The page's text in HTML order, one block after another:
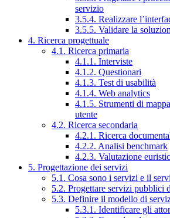
servizio
3.5.4. Realizzare
3.5.5. Validare la
4. Ricerca progettuale
4.1. Ricerca primaria
4.1.1. Interviste
4.1.2. Questionari
4.1.3. Test di usabilità
4.1.4. Web analytics
4.1.5. Strumenti di
utente
4.2. Ricerca secondaria
4.2.1. Ricerca
4.2.2. Analisi benchmark
4.2.3. Valutazione
5. Progettazione dei servizi
5.1. Cosa sono i servizi e il
5.2. Progettare servizi pubblici
5.3. Definire il modello di
5.3.1. Identificare gli